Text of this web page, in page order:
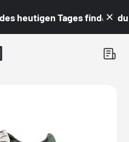
heutigen Tages findest du